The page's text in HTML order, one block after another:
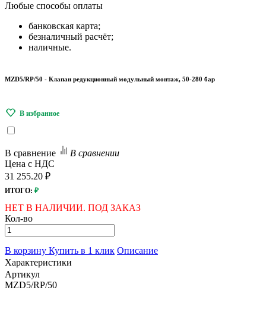
Любые способы оплаты
банковская карта;
безналичный расчёт;
наличные.
MZD5/RP/50 - Клапан редукционный модульный монтаж, 50-280 бар
В сравнение
В сравнении
Цена с НДС
31 255.20 ₽
ИТОГО: ₽
НЕТ В НАЛИЧИИ. ПОД ЗАКАЗ
Кол-во
В корзину Купить в 1 клик Описание
Характеристики
Артикул
MZD5/RP/50